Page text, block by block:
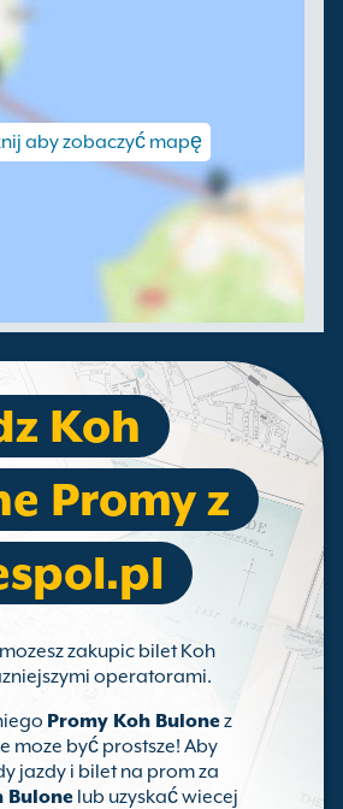
aby zobaczyć mapę
Koh
Promy z
zakupic bilet Koh
operatorami.
Promy Koh Bulonez
moze być prostsze! Aby
jazdy i bilet na prom za
Bulone lub uzyskać wiecej